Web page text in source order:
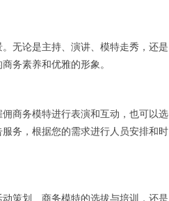
无论是主持、演讲、模特走秀，还是
务素养和优雅的形象。
商务模特进行表演和互动，也可以选
务，根据您的需求进行人员安排和时
策划、商务模特的选拔与培训，还是